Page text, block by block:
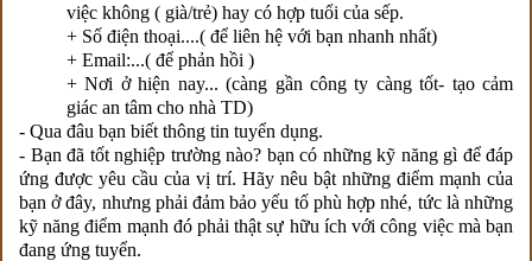
việc không ( già/trẻ) hay có hợp tuổi của sếp.
+ Số điện thoại....( để liên hệ với bạn nhanh nhất)
+ Email:...( để phản hồi )
+ Nơi ở hiện nay... (càng gần công ty càng tốt- tạo cảm
giác an tâm cho nhà TD)
- Qua đâu bạn biết thông tin tuyển dụng.
- Bạn đã tốt nghiệp trường nào? bạn có những kỹ năng gì để đáp
ứng được yêu cầu của vị trí. Hãy nêu bật những điểm mạnh của
bạn ở đây, nhưng phải đảm bảo yếu tố phù hợp nhé, tức là những
kỹ năng điểm mạnh đó phải thật sự hữu ích với công việc mà bạn
đang ứng tuyển.